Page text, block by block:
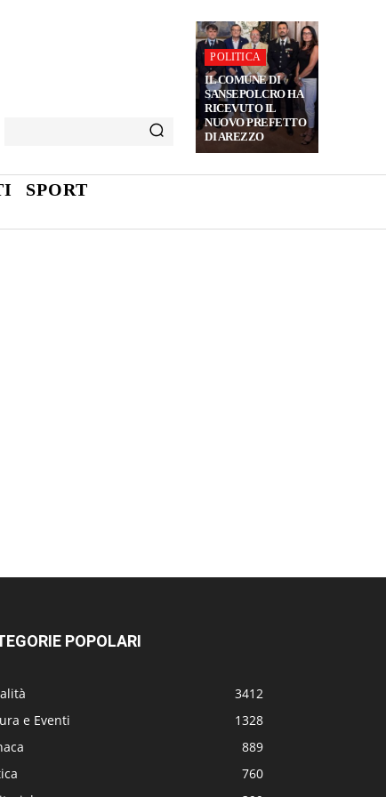
POLITICA
IL COMUNE DI
SANSEPOLCRO HA
RICEVUTO IL
NUOVO PREFETTO
DI AREZZO
SPORT
POPOLARI
3412
e Eventi
1328
889
760